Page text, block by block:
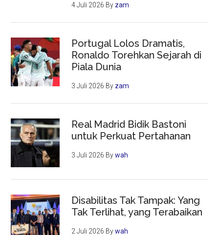
4 Juli 2026 By zam
Portugal Lolos Dramatis,
Ronaldo Torehkan Sejarah di
Piala Dunia
3 Juli 2026 By zam
Real Madrid Bidik Bastoni
untuk Perkuat Pertahanan
3 Juli 2026 Bywah
Disabilitas Tak Tampak: Yang
Tak Terlihat, yang Terabaikan
2 Juli 2026 Bywah